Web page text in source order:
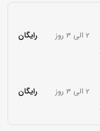
2 الی 3 روز رایگان
2 الی 3 روز رایگان